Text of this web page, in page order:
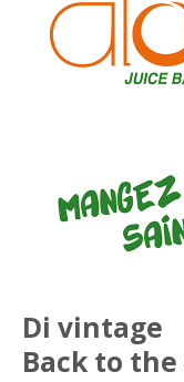
Di vintage
Back to